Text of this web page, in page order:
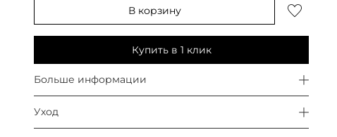
В корзину
Купить в 1 клик
Больше информации
Уход